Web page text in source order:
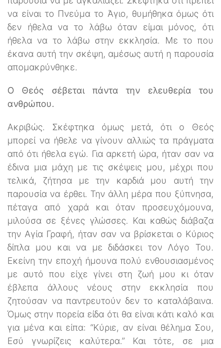
να είναι το Πνεύμα το Άγιο, θυμήθηκα όμως ότι
δεν ήθελα να το λάβω όταν είμαι μόνος, ότι
ήθελα να το λάβω στην εκκλησία. Με το που
έκανα αυτή την σκέψη, αμέσως αυτή η παρουσία
απομακρύνθηκε.
Ο Θεός σέβεται πάντα την ελευθερία του
ανθρώπου.
Ακριβώς. Σκέφτηκα όμως μετά, ότι ο Θεός
μπορεί να ήθελε να γίνουν αλλιώς τα πράγματα
από ότι ήθελα εγώ. Για αρκετή ώρα, ήταν σαν να
έδινα μια μάχη με τις σκέψεις μου, μέχρι που
τελικά, ζήτησα με την καρδιά μου αυτή την
παρουσία να έρθει. Την άλλη μέρα που ξύπνησα,
πέταγα από χαρά και όταν προσευχόμουνα,
μιλούσα σε ξένες γλώσσες. Και καθώς διάβαζα
την Αγία Γραφή, ήταν σαν να βρίσκεται ο Κύριος
δίπλα μου και να με διδάσκει τον Λόγο Του.
Εκείνη την εποχή ήμουνα πολύ ενθουσιασμένος
με αυτό που είχε γίνει στη ζωή μου κι όταν
έβλεπα άλλους νέους στην εκκλησία που
ζητούσαν να παντρευτούν δεν το καταλάβαινα.
Όμως στην πορεία είδα ότι θα είναι κάτι καλό και
για μένα και είπα: “Κύριε, αν είναι θέλημα Σου,
Εσύ γνωρίζεις καλύτερα.” Και τότε, σε μια